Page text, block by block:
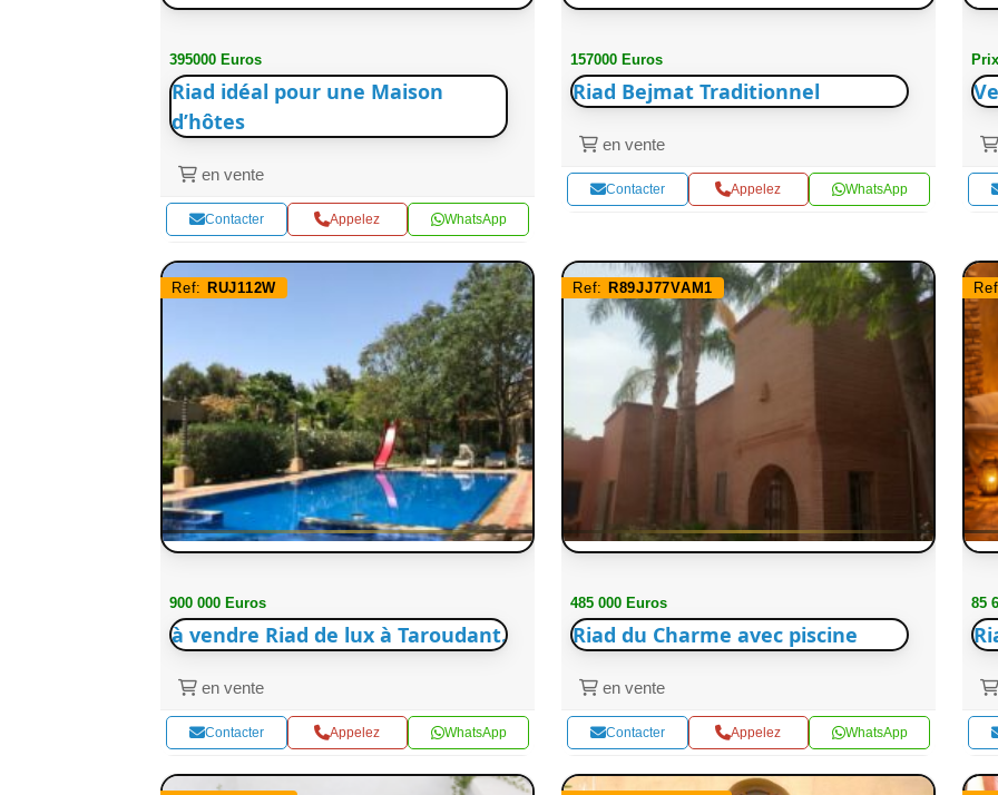
395000 Euros
Riad idéal pour une Maison
d’hôtes
en vente
Contacter Appelez WhatsApp
157000 Euros
Riad Bejmat Traditionnel
en vente
Contacter Appelez WhatsApp
Ref: RUJ112W
900 000 Euros
à vendre Riad de lux à Taroudant.
en vente
Contacter Appelez WhatsApp
Ref: R89JJ77VAM1
485 000 Euros
Riad du Charme avec piscine
en vente
Contacter Appelez WhatsApp
85